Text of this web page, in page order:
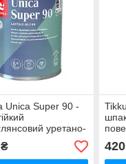
Unica Super 90 -
уретано-
яхтний лак (База
л
420